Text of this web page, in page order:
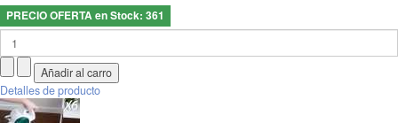
PRECIO OFERTA en Stock: 361
Detalles de producto